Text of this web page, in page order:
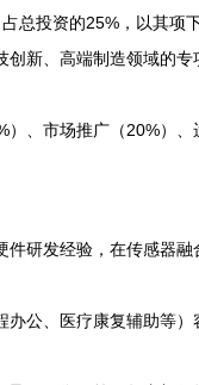
总投资的25%，以其项
新、高端制造领域的
、市场推广（20%）
研发经验，在传感器
公、医疗康复辅助等